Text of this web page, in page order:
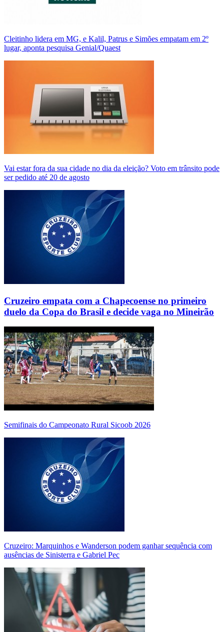
Cleitinho lidera em MG, e Kalil, Patrus e Simões empatam em 2º
lugar, aponta pesquisa Genial/Quaest
Vai estar fora da sua cidade no dia da eleição? Voto em trânsito pode
ser pedido até 20 de agosto
Cruzeiro empata com a Chapecoense no primeiro
duelo da Copa do Brasil e decide vaga no Mineirão
Semifinais do Campeonato Rural Sicoob 2026
Cruzeiro: Marquinhos e Wanderson podem ganhar sequência com
ausências de Sinisterra e Gabriel Pec